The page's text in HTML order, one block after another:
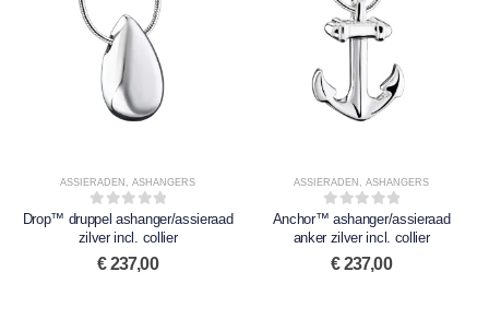
ASSIERADEN , ASHANGERS
0out of 5
Drop™ druppel ashanger/assieraad
zilver incl. collier
€237,00
ASSIERADEN , ASHANGERS
0 out of 5
Anchor™ ashanger/assieraad
anker zilver incl. collier
€237,00